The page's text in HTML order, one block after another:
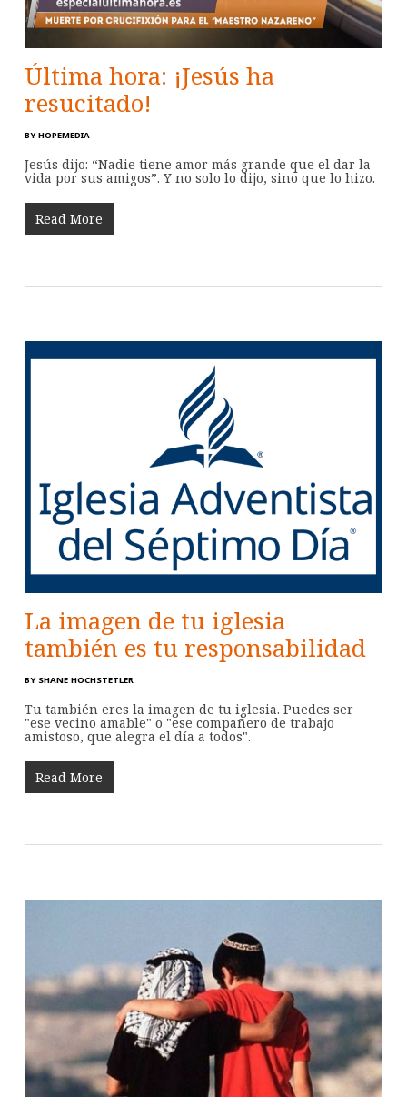
Última hora: ¡Jesús ha
resucitado!
BY HOPEMEDIA
Jesús dijo: “Nadie tiene amor más grande que el dar la
vida por sus amigos”. Y no solo lo dijo, sino que lo hizo.
Read More
La imagen de tu iglesia
también es tu responsabilidad
BY SHANE HOCHSTETLER
Tu también eres la imagen de tu iglesia. Puedes ser
"ese vecino amable" o "ese compañero de trabajo
amistoso, que alegra el día a todos".
Read More